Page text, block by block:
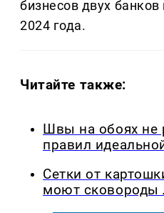
бизнесов двух
2024 года.
Читайте также:
Швы на обоях не
правил
Сетки от
моют сковороды